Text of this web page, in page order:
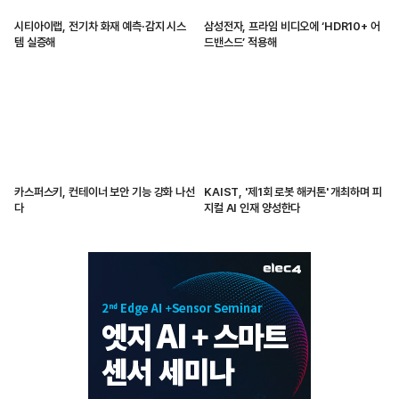
시티아이랩, 전기차 화재 예측·감지 시스
템 실증해
삼성전자, 프라임 비디오에 ‘HDR10+ 어
드밴스드’ 적용해
카스퍼스키, 컨테이너 보안 기능 강화 나선
다
KAIST, '제1회 로봇 해커톤' 개최하며 피
지컬 AI 인재 양성한다